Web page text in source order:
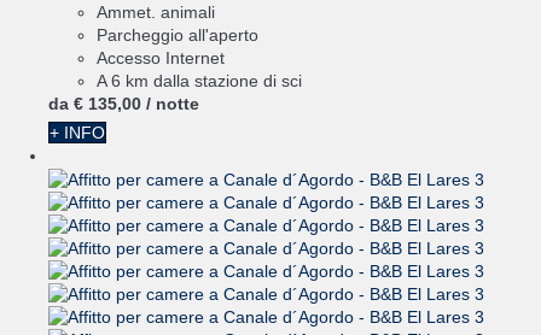
Ammet. animali
Parcheggio all'aperto
Accesso Internet
A 6 km dalla stazione di sci
da € 135,00 / notte
+ INFO